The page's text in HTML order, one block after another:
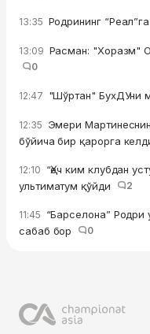
13:35 Родрининг
13:09 Расман: "Хоразм"
0
12:47 "Шўртан" БухДУни
12:35 Эмери
бўйича бир қарорга
12:10 “Ҳеч ким клубдан
ультиматум қўйди
2
11:45 “Барселона” Родри
сабаб бор
0